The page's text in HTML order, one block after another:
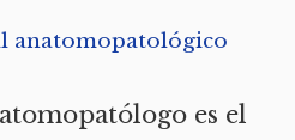
anatomopatológico
es el